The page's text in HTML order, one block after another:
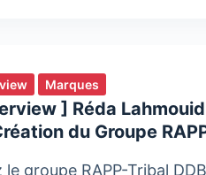
pour
Marques
] Réda
du Groupe
le groupe RAPP-Tribal